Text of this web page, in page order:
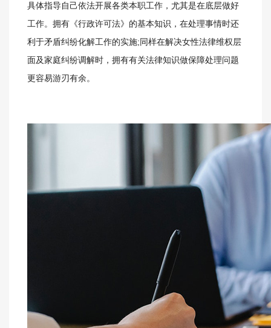
具体指导自己依法开展各类本职工作，尤其是在底层做好
工作。拥有《行政许可法》的基本知识，在处理事情时还
利于矛盾纠纷化解工作的实施;同样在解决女性法律维权层
面及家庭纠纷调解时，拥有有关法律知识做保障处理问题
更容易游刃有余。